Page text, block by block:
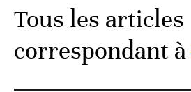
Tous les articles
correspondant à